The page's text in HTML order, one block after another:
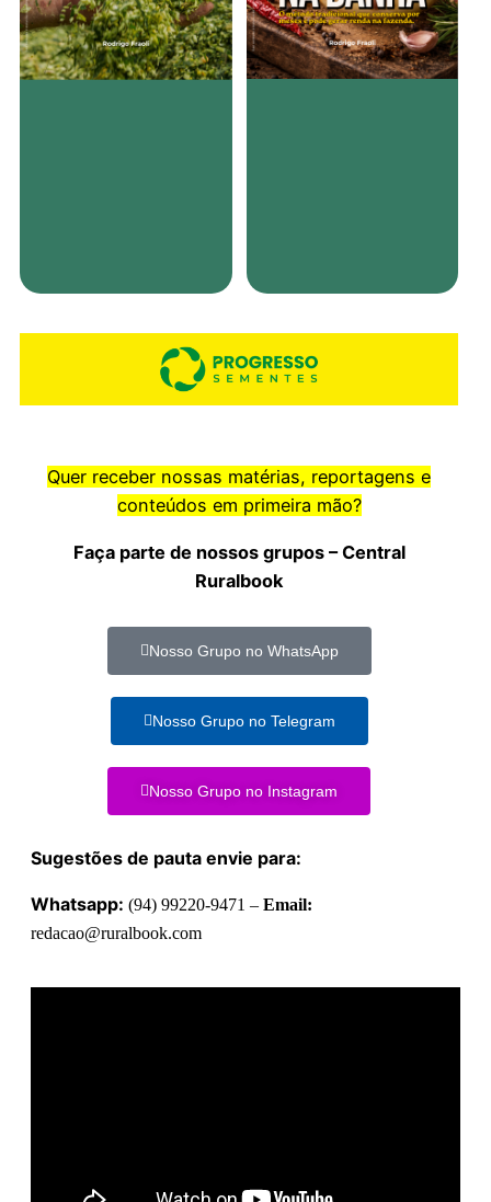
Quer receber nossas matérias, reportagens e
conteúdos em primeira mão?
Faça parte de nossos grupos – Central
Ruralbook
Nosso Grupo no WhatsApp
Nosso Grupo no Telegram
Nosso Grupo no Instagram
Sugestões de pauta envie para:
Whatsapp: (94) 99220-9471 – Email:
redacao@ruralbook.com